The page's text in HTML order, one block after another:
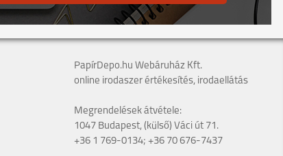
PapírDepo.hu Webáruház Kft.
online irodaszer értékesítés, irodaellátás
Megrendelések átvétele:
1047 Budapest, (külső) Váci út 71.
+36 1 769-0134; +36 70 676-7437